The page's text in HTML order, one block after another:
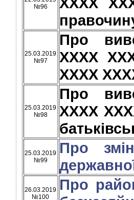
№96
25.03.2019
№97
Про
ХХХХ
ХХХХ
25.03.2019
№98
Про
ХХХХ
25.03.2019
№99
Про
26.03.2019
№100
Про